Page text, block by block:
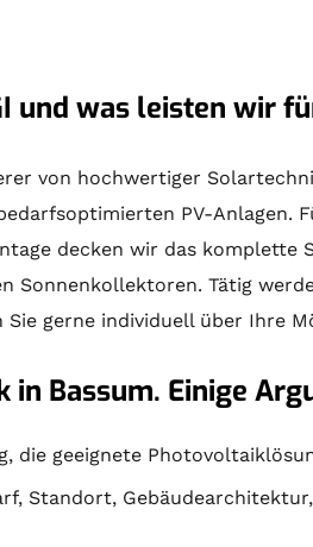
und was leisten wir
von hochwertiger
PV-Anlagen.
decken wir das komplette
Sonnenkollektoren. Tätig
gerne individuell über Ihre
in Bassum. Einige
die geeignete
Standort,